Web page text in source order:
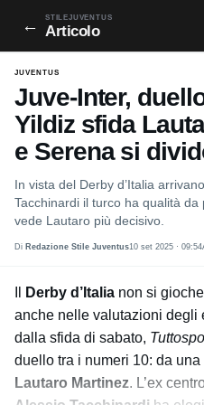
← STILEJUVENTUS
Articolo
JUVENTUS
Juve-Inter,
Yildiz sfida
e Serena si
In vista del Derby d’Italia
Tacchinardi il turco ha qualità
vede Lautaro più decisivo.
Di Redazione Stile Juventus10 set 2025 · 09:54
Derby d’Italia non si
anche nelle valutazioni degli
dalla sfida di sabato,
duello tra i numeri 10: da una
Lautaro Martinez. L’ex